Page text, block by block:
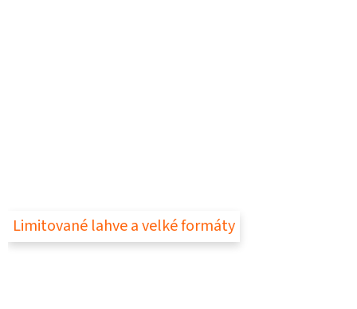
Limitované lahve a velké formáty